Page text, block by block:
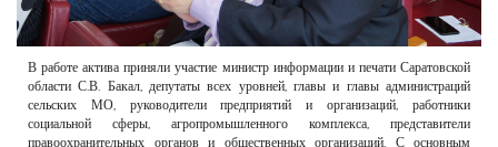
В работе актива приняли участие министр информации и печати Саратовской
области С.В. Бакал, депутаты всех уровней, главы и главы администраций
сельских МО, руководители предприятий и организаций, работники
социальной сферы, агропромышленного комплекса, представители
правоохранительных органов и общественных организаций. С основным